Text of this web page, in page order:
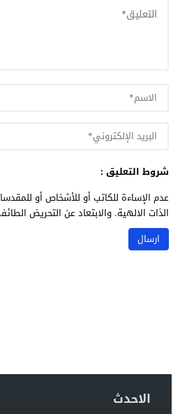
شروط التعليق :
عدم الإساءة للكاتب أو للأشخاص أو
الذات الالهية. والابتعاد عن التحريض
الاحدث